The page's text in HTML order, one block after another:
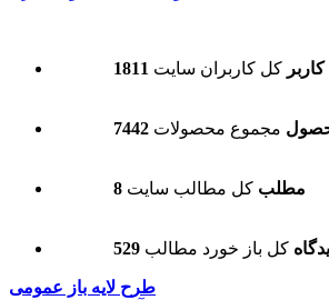
1811 کاربر کل کاربران سایت
محصول مجموع محصولات
8 مطلب کل مطالب سایت
دیدگاه کل باز خورد مطالب
طرح لایه باز عمومی